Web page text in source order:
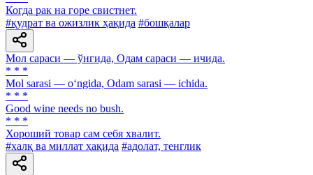
Когда рак на горе свистнет.
#қудрат ва ожизлик ҳақида #бошқалар
Мол сараси — ўнгида, Одам сараси — ичида.
* * *
Mol sarasi — o‘ngida, Odam sarasi — ichida.
* * *
Good wine needs no bush.
* * *
Хороший товар сам себя хвалит.
#халқ ва миллат ҳақида #адолат, тенглик